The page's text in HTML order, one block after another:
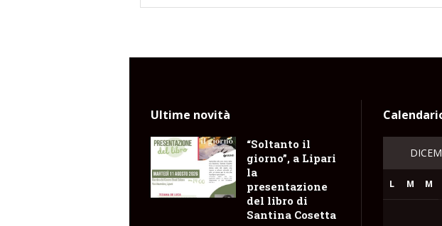
Ultime novità
“Soltanto il
giorno”, a Lipari
la
presentazione
del libro di
Santina Cosetta
L M M